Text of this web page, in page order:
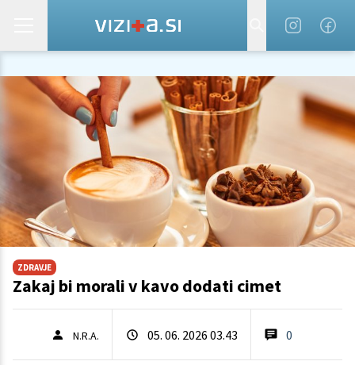
ZDRAVJE
Zakaj bi morali v kavo dodati cimet
N.R.A. 05. 06. 2026 03.43 0